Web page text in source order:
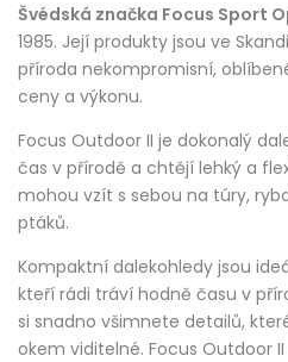
Švédská značka Focus Sport
1985. Její produkty jsou ve
příroda nekompromisní,
ceny a výkonu.
Focus Outdoor II je dokonalý
čas v přírodě a chtějí lehký a
mohou vzít s sebou na túry,
ptáků.
Kompaktní dalekohledy jsou
kteří rádi tráví hodně času v
si snadno všimnete detailů,
okem viditelné. Focus Outdoor